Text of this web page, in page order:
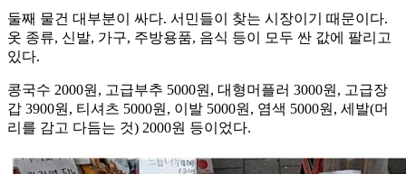
둘째 물건 대부분이 싸다. 서민들이 찾는 시장이기 때문이다.
옷 종류, 신발, 가구, 주방용품, 음식 등이 모두 싼 값에 팔리고
있다.
콩국수 2000원, 고급부추 5000원, 대형머플러 3000원, 고급장
갑 3900원, 티셔츠 5000원, 이발 5000원, 염색 5000원, 세발(머
리를 감고 다듬는 것) 2000원 등이었다.